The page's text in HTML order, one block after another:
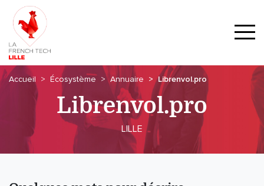
Accueil Écosystème Annuaire Librenvol.pro
Librenvol.pro
LILLE